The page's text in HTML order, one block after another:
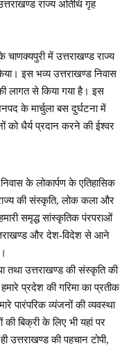
राज्य अतिथि गृह
में उत्तराखण्ड राज्य
इस भव्य उत्तराखण्ड निवास
लागत से किया गया है। इस
के मार्चुला बस दुर्घटना में
को धैर्य प्रदान करने की ईश्वर
के लोकार्पण के एतिहासिक
की संस्कृति, लोक कला और
समृद्ध सांस्कृतिक पंरपराओं
और देश-विदेश से आने
तथा उत्तराखण्ड की संस्कृति की
प्रदेश की गरिमा का प्रतीक
पारंपरिक व्यंजनों की व्यवस्था
बिक्री के लिए भी यहां पर
उत्तराखण्ड की पहचान टोपी,